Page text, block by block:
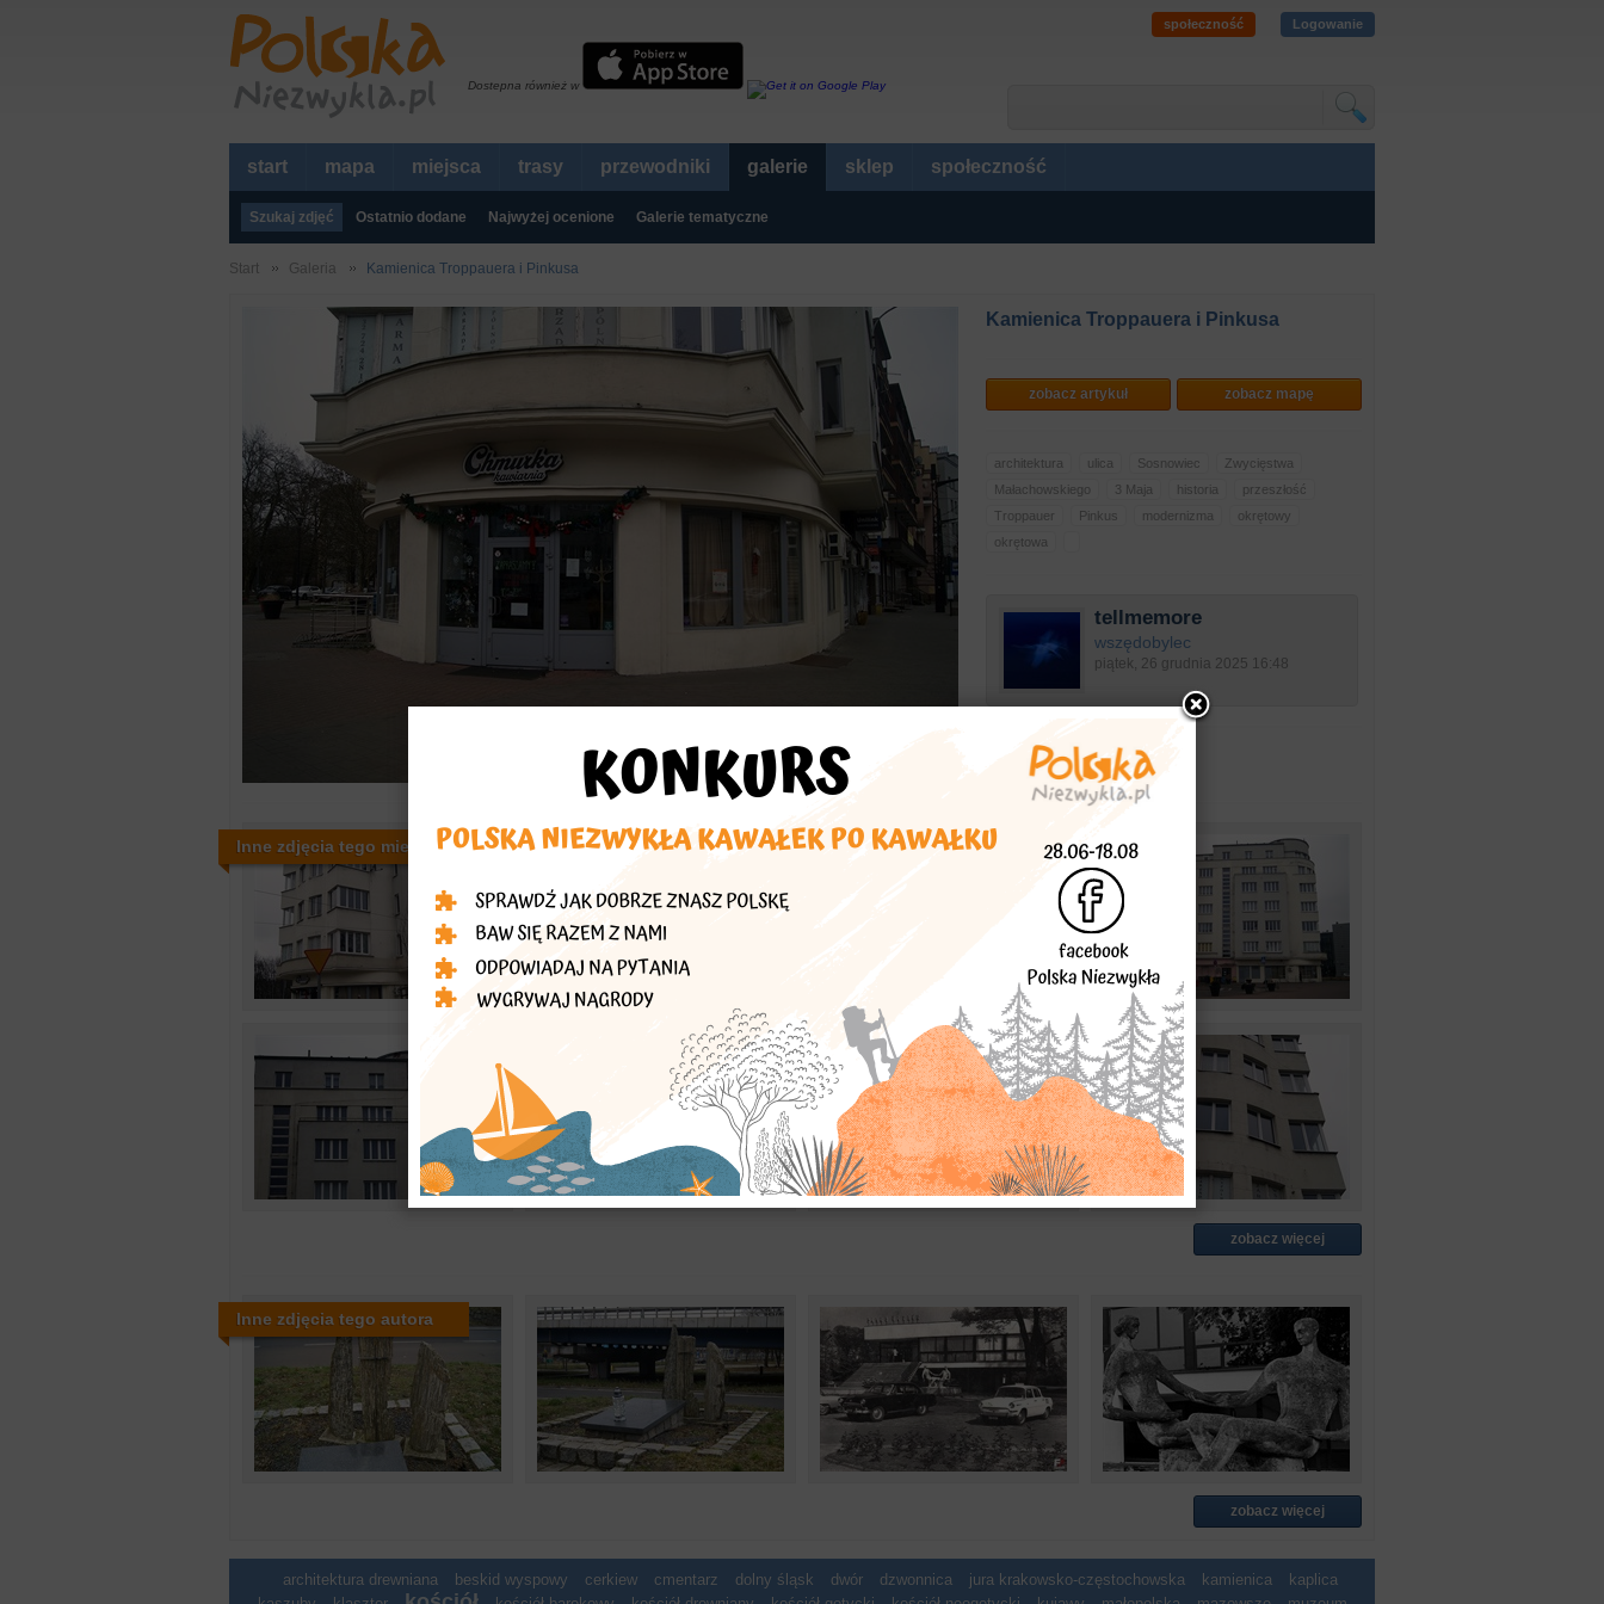
Dostepna również w
społeczność Logowanie
start mapa miejsca trasy przewodniki galerie sklep społeczność
Szukaj zdjęć Ostatnio dodane Najwyżej ocenione Galerie tematyczne
Start Galeria Kamienica Troppauera i Pinkusa
Kamienica Troppauera i Pinkusa
zobacz artykuł zobacz mapę
architektura ulica Sosnowiec
Zwycięstwa
Małachowskiego
3 Maja historia
przeszłość
Troppauer
Pinkus modernizma
okrętowy
okrętowa
tellmemore
wszędobylec
piątek, 26 grudnia 2025 16:48
Inne zdjęcia tego miejsca
zobacz więcej
Inne zdjęcia tego autora
zobacz więcej
architektura drewniana beskid wyspowy cerkiew cmentarz dolny śląsk dwór dzwonnica jura krakowsko-częstochowska kamienica
kaplica